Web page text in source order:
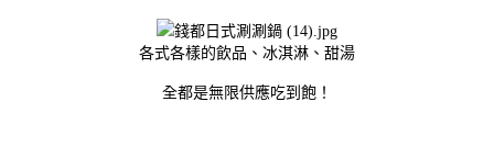
各式各樣的飲品、冰淇淋、甜湯
全都是無限供應吃到飽！